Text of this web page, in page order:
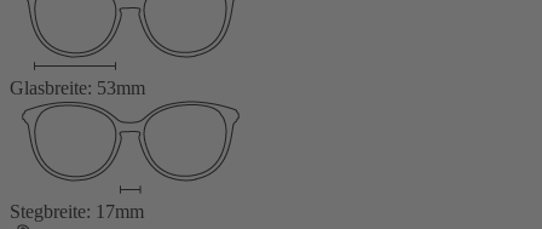
Glasbreite: 53mm
Stegbreite: 17mm